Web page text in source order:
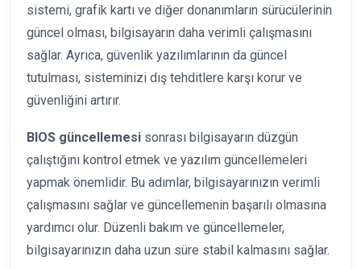
sistemi, grafik kartı ve diğer donanımların sürücülerinin
güncel olması, bilgisayarın daha verimli çalışmasını
sağlar. Ayrıca, güvenlik yazılımlarının da güncel
tutulması, sisteminizi dış tehditlere karşı korur ve
güvenliğini artırır.
BIOS güncellemesi sonrası bilgisayarın düzgün
çalıştığını kontrol etmek ve yazılım güncellemeleri
yapmak önemlidir. Bu adımlar, bilgisayarınızın verimli
çalışmasını sağlar ve güncellemenin başarılı olmasına
yardımcı olur. Düzenli bakım ve güncellemeler,
bilgisayarınızın daha uzun süre stabil kalmasını sağlar.